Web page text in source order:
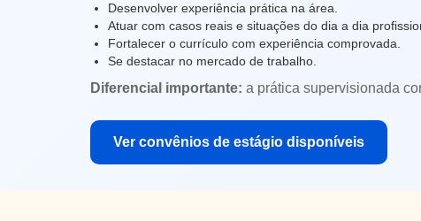
Desenvolver experiência prática na área.
Atuar com casos reais e situações do dia a dia
Fortalecer o currículo com experiência comprovada.
Se destacar no mercado de trabalho.
Diferencial importante: a prática supervisionada
Ver convênios de estágio disponíveis